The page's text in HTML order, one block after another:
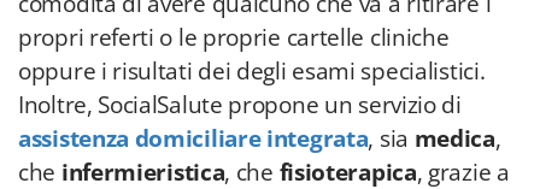
propri referti o le proprie cartelle cliniche
oppure i risultati dei degli esami specialistici.
Inoltre, SocialSalute propone un servizio di
assistenza domiciliare integrata, sia medica,
che infermieristica, che fisioterapica, grazie a